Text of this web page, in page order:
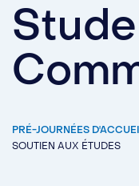
PRÉ-JOURNÉES
SOUTIEN AUX ÉTUDES